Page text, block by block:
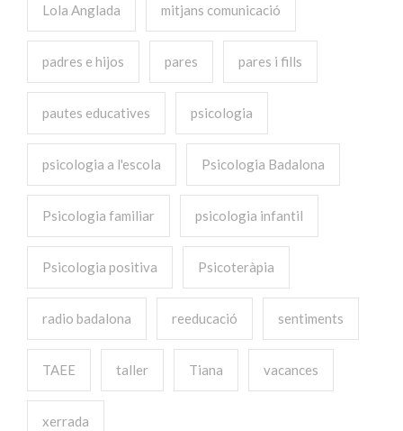
Lola Anglada mitjans comunicació
padres e hijos pares pares i fills
pautes educatives psicologia
psicologia a l'escola Psicologia Badalona
Psicologia familiar psicologia infantil
Psicologia positiva Psicoteràpia
radio badalona reeducació sentiments
TAEE taller Tiana vacances
xerrada